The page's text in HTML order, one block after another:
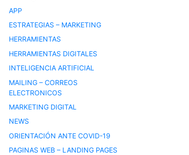
APP
ESTRATEGIAS – MARKETING
HERRAMIENTAS
HERRAMIENTAS DIGITALES
INTELIGENCIA ARTIFICIAL
MAILING – CORREOS
ELECTRONICOS
MARKETING DIGITAL
NEWS
ORIENTACIÓN ANTE COVID-19
PAGINAS WEB – LANDING PAGES